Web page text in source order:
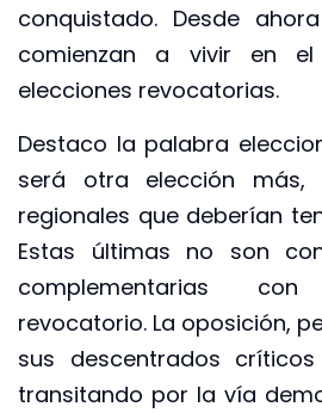
conquistado. Desde
comienzan a vivir en
elecciones revocatorias.
Destaco la palabra
será otra elección
regionales que deberían
Estas últimas no son
complementarias
revocatorio. La oposición,
sus descentrados
transitando por la vía